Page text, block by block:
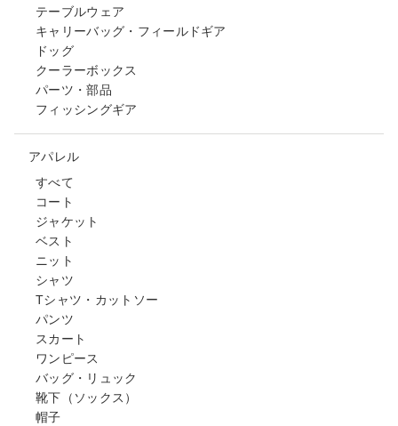
テーブルウェア
キャリーバッグ・フィールドギア
ドッグ
クーラーボックス
パーツ・部品
フィッシングギア
アパレル
すべて
コート
ジャケット
ベスト
ニット
シャツ
Tシャツ・カットソー
パンツ
スカート
ワンピース
バッグ・リュック
靴下（ソックス）
帽子